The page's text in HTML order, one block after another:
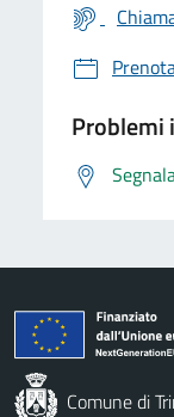
Problemi
Comune di